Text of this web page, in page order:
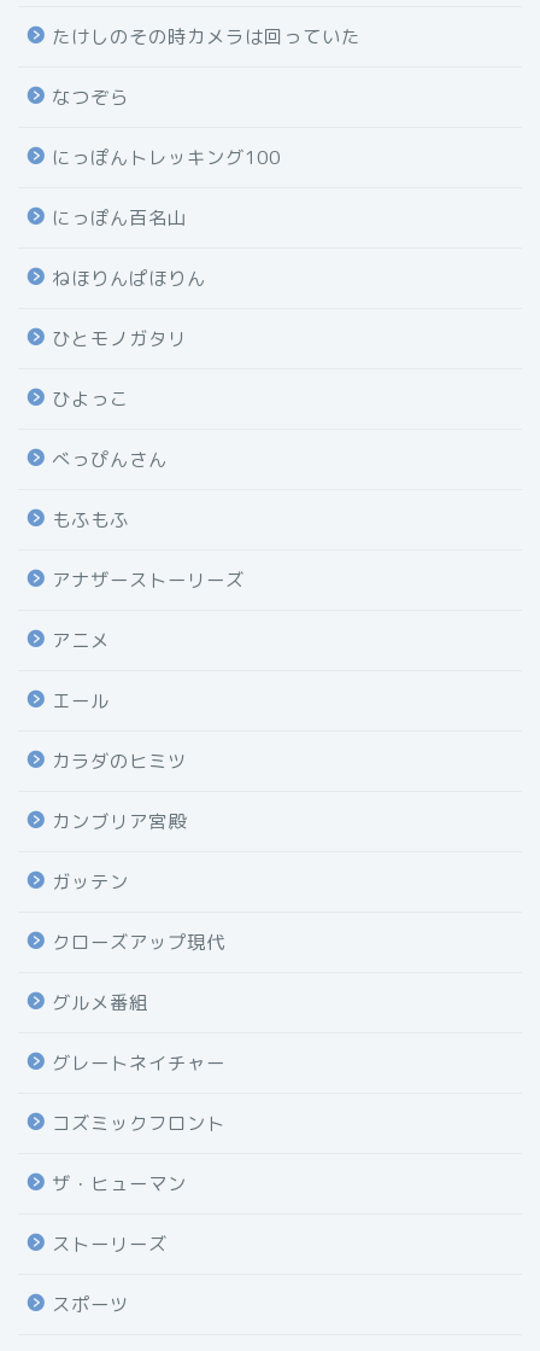
たけしのその時カメラは回っていた
なつぞら
にっぽんトレッキング100
にっぽん百名山
ねほりんぱほりん
ひとモノガタリ
ひよっこ
べっぴんさん
もふもふ
アナザーストーリーズ
アニメ
エール
カラダのヒミツ
カンブリア宮殿
ガッテン
クローズアップ現代
グルメ番組
グレートネイチャー
コズミックフロント
ザ・ヒューマン
ストーリーズ
スポーツ